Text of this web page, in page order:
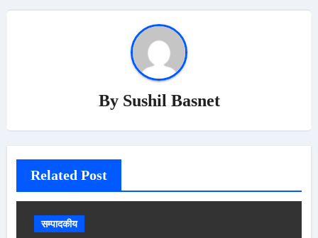
By Sushil Basnet
Related Post
सम्पादकीय